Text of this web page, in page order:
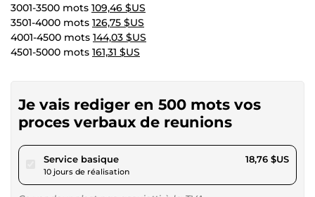
3001-3500 mots 109,46 $US
3501-4000 mots 126,75 $US
4001-4500 mots 144,03 $US
4501-5000 mots 161,31 $US
Je vais rediger en 500 mots vos
proces verbaux de reunions
Service basiquepour 17,28 $US
10 jours de réalisation
18,76 $US